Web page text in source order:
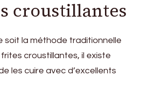
croustillantes
soit la méthode traditionnelle
croustillantes, il existe
les cuire avec d’excellents